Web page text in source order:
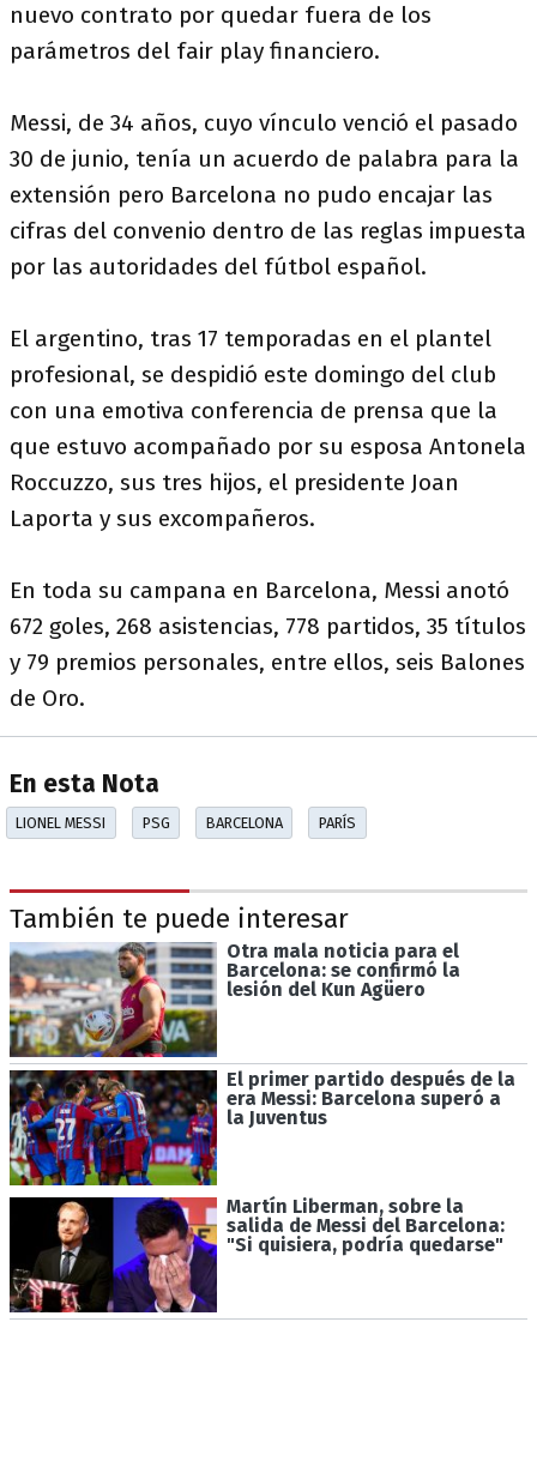
nuevo contrato por quedar fuera de los
parámetros del fair play financiero.
Messi, de 34 años, cuyo vínculo venció el pasado
30 de junio, tenía un acuerdo de palabra para la
extensión pero Barcelona no pudo encajar las
cifras del convenio dentro de las reglas impuesta
por las autoridades del fútbol español.
El argentino, tras 17 temporadas en el plantel
profesional, se despidió este domingo del club
con una emotiva conferencia de prensa que la
que estuvo acompañado por su esposa Antonela
Roccuzzo, sus tres hijos, el presidente Joan
Laporta y sus excompañeros.
En toda su campana en Barcelona, Messi anotó
672 goles, 268 asistencias, 778 partidos, 35 títulos
y 79 premios personales, entre ellos, seis Balones
de Oro.
En esta Nota
LIONEL MESSI PSG BARCELONA PARÍS
También te puede interesar
Otra mala noticia para el
Barcelona: se confirmó la
lesión del Kun Agüero
El primer partido después de la
era Messi: Barcelona superó a
la Juventus
Martín Liberman, sobre la
salida de Messi del Barcelona:
"Si quisiera, podría quedarse"